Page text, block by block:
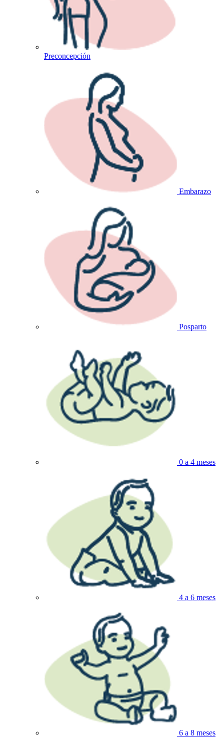
Preconcepción
Embarazo
Posparto
0 a 4 meses
4 a 6 meses
6 a 8 meses